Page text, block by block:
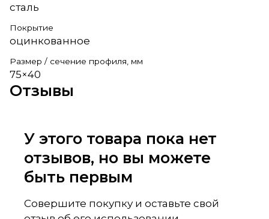
сталь
Покрытие
оцинкованное
Размер / сечение профиля, мм
75×40
Отзывы
У этого товара пока нет
отзывов, но вы можете
быть первым
Совершите покупку и оставьте свой